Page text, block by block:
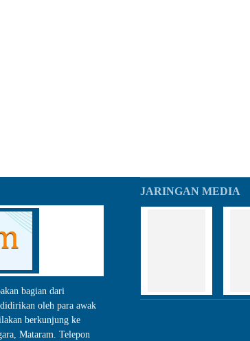
bagian dari
oleh para awak
berkunjung ke
Mataram. Telepon
JARINGAN MEDIA